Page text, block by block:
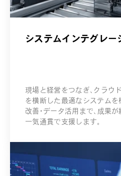
システムインテグレー
現場と経営をつなぎ、クラウ
を横断した最適なシステムを
改善・データ活用まで、成果
一気通貫で支援します。